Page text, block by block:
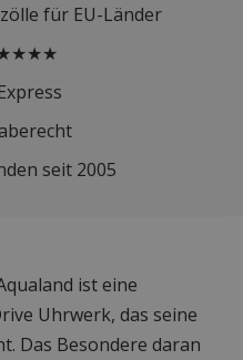
für EU-Länder
seit 2005
ist eine
Uhrwerk, das seine
Das Besondere daran